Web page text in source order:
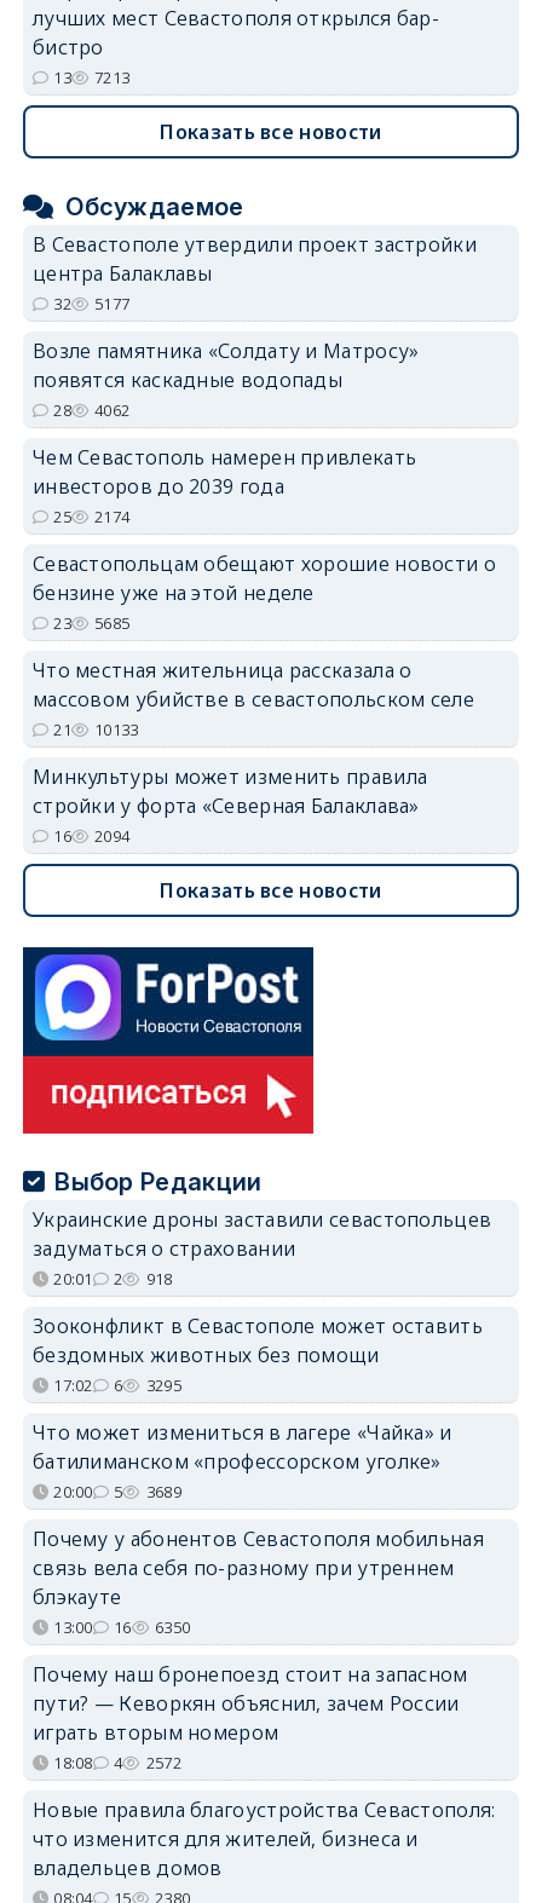
лучших мест Севастополя открылся бар-
бистро
13 7213
Показать все новости
Обсуждаемое
В Севастополе утвердили проект застройки
центра Балаклавы
32 5177
Возле памятника «Солдату и Матросу»
появятся каскадные водопады
28 4062
Чем Севастополь намерен привлекать
инвесторов до 2039 года
25 2174
Севастопольцам обещают хорошие новости о
бензине уже на этой неделе
23 5685
Что местная жительница рассказала о
массовом убийстве в севастопольском селе
21 10133
Минкультуры может изменить правила
стройки у форта «Северная Балаклава»
16 2094
Показать все новости
Выбор Редакции
Украинские дроны заставили севастопольцев
задуматься о страховании
20:01 2 918
Зооконфликт в Севастополе может оставить
бездомных животных без помощи
17:02 6 3295
Что может измениться в лагере «Чайка» и
батилиманском «профессорском уголке»
20:00 5 3689
Почему у абонентов Севастополя мобильная
связь вела себя по-разному при утреннем
блэкауте
13:00 16 6350
Почему наш бронепоезд стоит на запасном
пути? — Кеворкян объяснил, зачем России
играть вторым номером
18:08 4 2572
Новые правила благоустройства Севастополя:
что изменится для жителей, бизнеса и
владельцев домов
08:04 15 2380